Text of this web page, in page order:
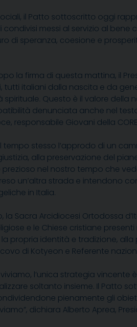
il Patto sottoscritto oggi
condivisi messi al servizio al
di speranza, coesione e
la firma di questa mattina, il
tutti italiani dalla nascita e da
Questo è il valore della
denunciata anche nel
, responsabile Giovani della
tempo stesso l’approdo di un
alla preservazione del
nel nostro tempo che
un’altra strada e intendono
in Italia.
la Sacra Arcidiocesi Ortodossa
e le Chiese cristiane
propria identità e tradizione,
di Kotyeon e Referente
l’unica strategia
soltanto insieme. Il Patto
pienamente gli
dichiara Alberto Aprea,